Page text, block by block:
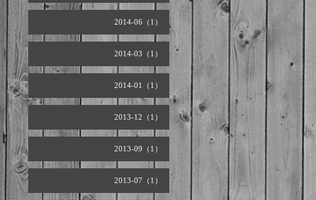
2014-06（1）
2014-03（1）
2014-01（1）
2013-12（1）
2013-09（1）
2013-07（1）